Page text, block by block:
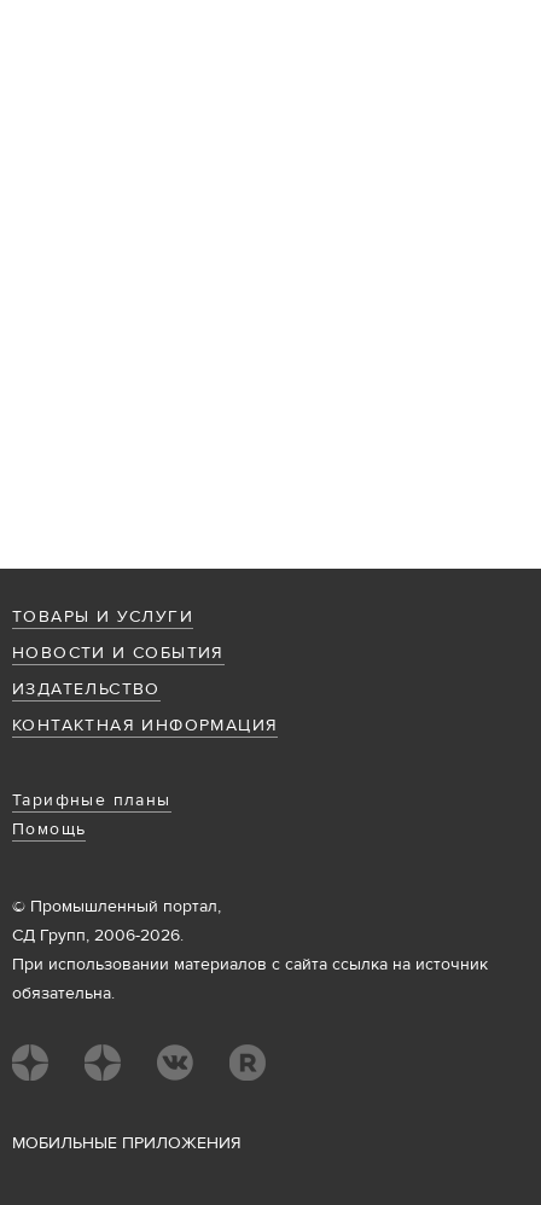
ТОВАРЫ И УСЛУГИ
НОВОСТИ И СОБЫТИЯ
ИЗДАТЕЛЬСТВО
КОНТАКТНАЯ ИНФОРМАЦИЯ
Тарифные планы
Помощь
© Промышленный портал,
СД Групп, 2006-2026.
При использовании материалов с сайта ссылка на источник
обязательна.
МОБИЛЬНЫЕ ПРИЛОЖЕНИЯ